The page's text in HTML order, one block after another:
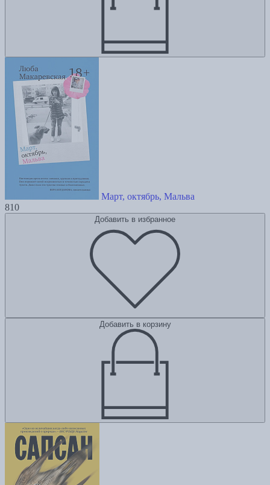
Март, октябрь, Мальва
810
Добавить в избранное
Добавить в корзину